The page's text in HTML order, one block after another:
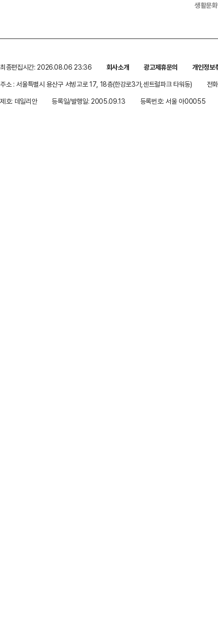
생활문
최종편집시간: 2026.08.06 23:36 회사소개 광고제휴문의
개인정보
주소 : 서울특별시 용산구 서빙고로 17, 18층(한강로3가,센트럴파크 타워동)
전
제호: 데일리안
등록일/발행일: 2005.09.13 등록번호: 서울 아00055